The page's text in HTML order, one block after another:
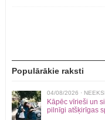
Populārākie raksti
04/08/2026 ·
Kāpēc vīrieši un
pilnīgi atšķirīgas